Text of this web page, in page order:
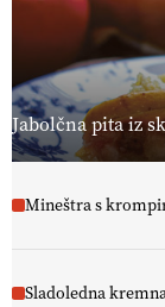
Jabolčna pita iz
Mineštra s
Sladoledna